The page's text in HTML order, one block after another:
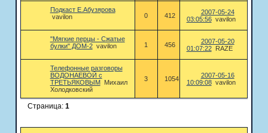
Подкаст Е.Абузярова
vavilon
0 412
2007-05-24
03:05:56 vavilon
"Мягкие перцы - Сжатые
булки" ДОМ-2 vavilon 1 456
2007-05-20
01:07:22
RAZE
Телефонные разговоры
ВОДОНАЕВОЙ с
ТРЕТЬЯКОВЫМ
Михаил
Холодковский
3 1054
2007-05-16
10:09:08 vavilon
Страница: 1